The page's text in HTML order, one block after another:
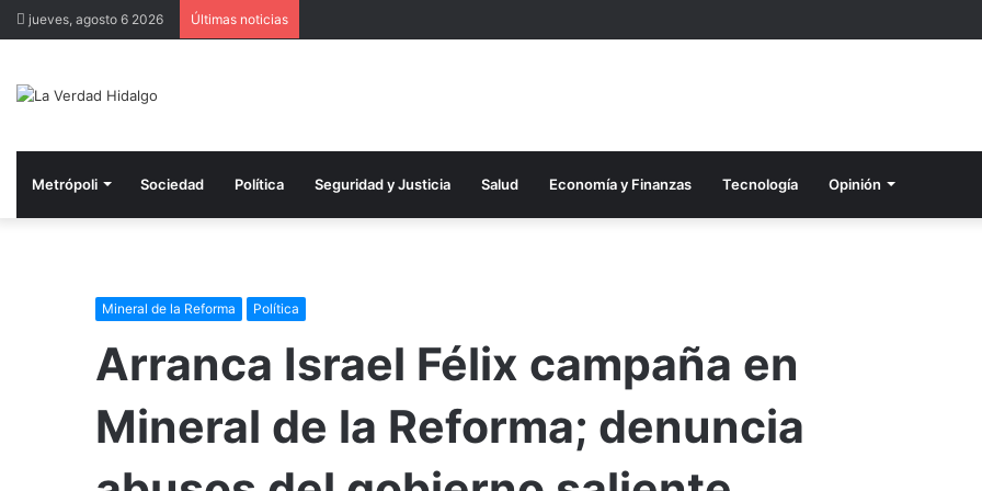
jueves, agosto 6 2026 Últimas noticias
Metrópoli Sociedad Política Seguridad y Justicia Salud Economía y Finanzas Tecnología Opinión
Mineral de la Reforma Política
Arranca Israel Félix campaña en
Mineral de la Reforma; denuncia